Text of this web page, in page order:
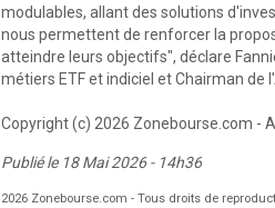
modulables, allant des solutions
nous permettent de renforcer la
atteindre leurs objectifs", déclare
métiers ETF et indiciel et Chairman de
Copyright (c) 2026 Zonebourse.com -
Publié le 18 Mai 2026 - 14h36
2026 Zonebourse.com - Tous droits de